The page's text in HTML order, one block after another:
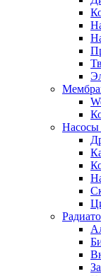
Насосы